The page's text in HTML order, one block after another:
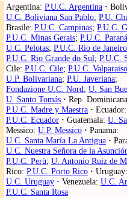
Argentina: P.U.C. Argentina ·
U.C. Boliviana San Pablo; P.U.
Brasile: P.U.C. Campinas; P.U.C.
P.U.C. Minas Gerais; P.U.C. Paraná
U.C. Pelotas; P.U.C. Rio de Janeiro
P.U.C. Rio Grande do Sul; P.U.C.
Cile: P.U.C. Cile; P.U.C. Valparaiso
U.P. Bolivariana; P.U. Javeriana;
Fondazione U.C. Nord; U. San
U. Santo Tomás · Rep.
P.U.C. Madre y Maestra · Ecuador:
P.U.C. Ecuador · Guatemala: U.
Messico: U.P. Messico · Panama:
U.C. Santa María La Antigua ·
U.C. Nuestra Señora de la
P.U.C. Perù; U. Antonio Ruiz de
Rico: P.U.C. Porto Rico · Uruguay:
U.C. Uruguay · Venezuela: U.C.
P.U.C. Santa Rosa